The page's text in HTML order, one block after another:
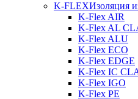
K-FLEXИзоляция
K-Flex AIR
K-Flex AL
K-Flex ALU
K-Flex ECO
K-Flex EDGE
K-Flex IC
K-Flex IGO
K-Flex PE